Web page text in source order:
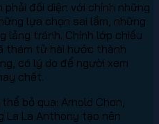
đối diện với chính những
lựa chọn sai lầm, những
lảng tránh. Chính lớp chiều
thám tử hài hước thành
có lý do để người xem
chết.
bỏ qua: Arnold Chon,
La La Anthony tạo nên